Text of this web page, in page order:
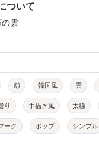
ついて
の雲
顔 韓国風 雲
り 手描き風 太線
ーク ポップ シンプル